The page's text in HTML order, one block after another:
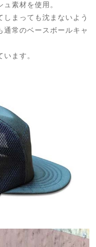
素材を使用。
まっても沈まないよう
通常のベースボールキャ
ます。